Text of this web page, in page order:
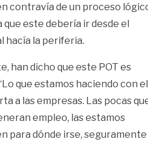
contravía de un proceso
que este debería ir desde el
hacía la periferia.
han dicho que este POT es
que estamos haciendo con el
a las empresas. Las pocas
empleo, las estamos
para dónde irse, seguramente